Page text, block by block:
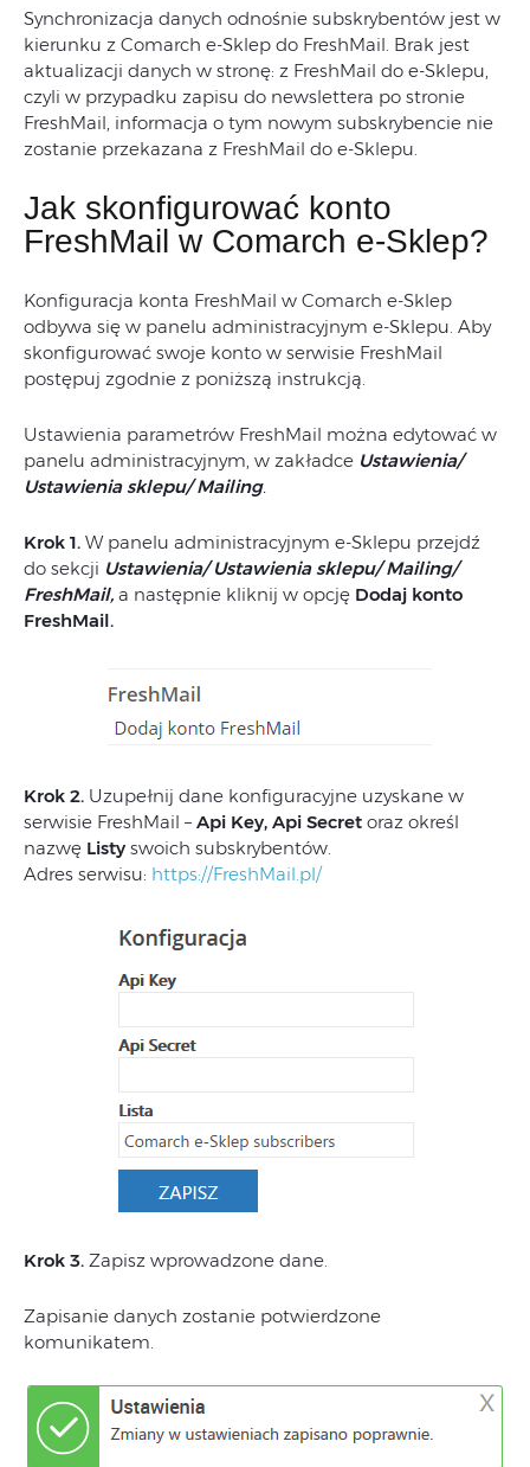
Synchronizacja danych odnośnie subskrybentów jest w
kierunku z Comarch e-Sklep do FreshMail. Brak jest
aktualizacji danych w stronę: z FreshMail do e-Sklepu,
czyli w przypadku zapisu do newslettera po stronie
FreshMail, informacja o tym nowym subskrybencie nie
zostanie przekazana z FreshMail do e-Sklepu.
Jak skonfigurować konto
FreshMail w Comarch e-Sklep?
Konfiguracja konta FreshMail w Comarch e-Sklep
odbywa się w panelu administracyjnym e-Sklepu. Aby
skonfigurować swoje konto w serwisie FreshMail
postępuj zgodnie z poniższą instrukcją.
Ustawienia parametrów FreshMail można edytować w
panelu administracyjnym, w zakładce Ustawienia/
Ustawienia sklepu/ Mailing.
Krok 1. W panelu administracyjnym e-Sklepu przejdź
do sekcji Ustawienia/ Ustawienia sklepu/ Mailing/
FreshMail, a następnie kliknij w opcję Dodaj konto
FreshMail.
Krok 2. Uzupełnij dane konfiguracyjne uzyskane w
serwisie FreshMail – Api Key, Api Secret oraz określ
nazwę Listy swoich subskrybentów.
Adres serwisu: https://FreshMail.pl/
Krok 3. Zapisz wprowadzone dane.
Zapisanie danych zostanie potwierdzone
komunikatem.